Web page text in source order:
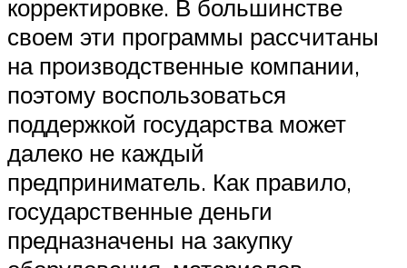
корректировке. В большинстве
своем эти программы рассчитаны
на производственные компании,
поэтому воспользоваться
поддержкой государства может
далеко не каждый
предприниматель. Как правило,
государственные деньги
предназначены на закупку